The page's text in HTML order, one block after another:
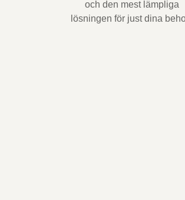
och den mest lämpliga
lösningen för just dina